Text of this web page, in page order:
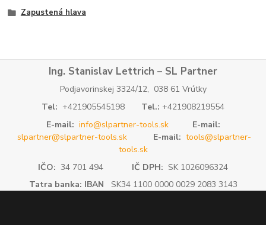
Zapustená hlava
Ing. Stanislav Lettrich – SL Partner
Podjavorinskej 3324/12, 038 61 Vrútky
Tel: +421905545198 Tel.: +421908219554
E-mail: info@slpartner-tools.sk
E-mail:
slpartner@slpartner-tools.sk
E-mail: tools@slpartner-
tools.sk
IČO: 34 701 494 IČ DPH: SK 1026096324
Tatra banka: IBAN SK34 1100 0000 0029 2083 3143